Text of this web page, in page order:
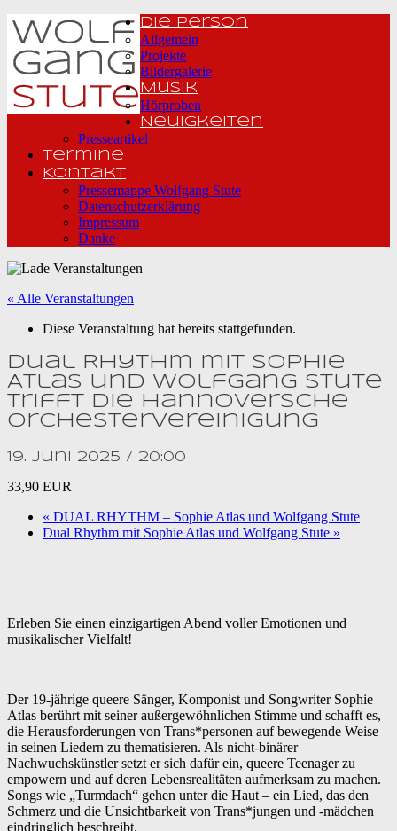
Die Person
Allgemein
Projekte
Bildergalerie
Musik
Hörproben
Neuigkeiten
Presseartikel
Termine
Kontakt
Pressemappe Wolfgang Stute
Datenschutzerklärung
Impressum
Danke
« Alle Veranstaltungen
Diese Veranstaltung hat bereits stattgefunden.
Dual Rhythm mit Sophie
Atlas und Wolfgang Stute
trifft die Hannoversche
Orchestervereinigung
19. Juni 2025 / 20:00
33,90 EUR
« DUAL RHYTHM – Sophie Atlas und Wolfgang Stute
Dual Rhythm mit Sophie Atlas und Wolfgang Stute »
Erleben Sie einen einzigartigen Abend voller Emotionen und
musikalischer Vielfalt!
Der 19-jährige queere Sänger, Komponist und Songwriter Sophie
Atlas berührt mit seiner außergewöhnlichen Stimme und schafft es,
die Herausforderungen von Trans*personen auf bewegende Weise
in seinen Liedern zu thematisieren. Als nicht-binärer
Nachwuchskünstler setzt er sich dafür ein, queere Teenager zu
empowern und auf deren Lebensrealitäten aufmerksam zu machen.
Songs wie „Turmdach“ gehen unter die Haut – ein Lied, das den
Schmerz und die Unsichtbarkeit von Trans*jungen und -mädchen
eindringlich beschreibt.